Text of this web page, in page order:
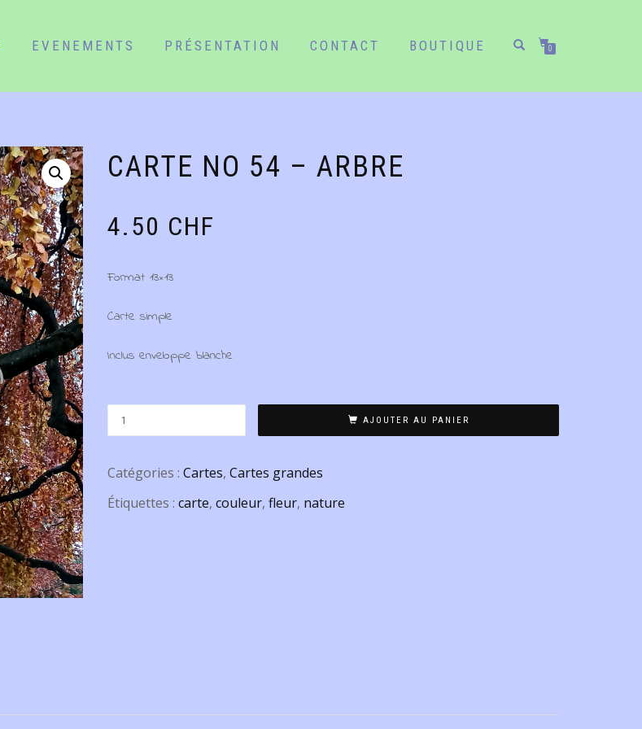
EVENEMENTS PRÉSENTATION CONTACT BOUTIQUE 0
CARTE NO 54 – ARBRE
4.50 CHF
Format 13×13
Carte simple
Inclus enveloppe blanche
AJOUTER AU PANIER
Catégories : Cartes, Cartes grandes
Étiquettes : carte, couleur, fleur, nature